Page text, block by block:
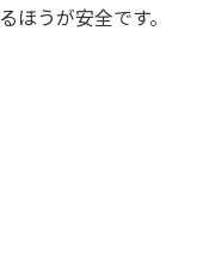
ほうが安全です。